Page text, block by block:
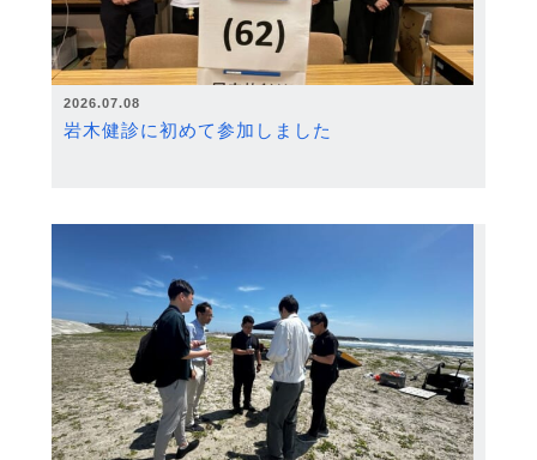
2026.07.08
岩木健診に初めて参加しました